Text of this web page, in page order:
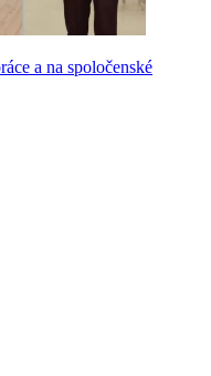
a na spoločenské